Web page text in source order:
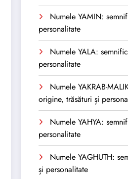
Numele YAMIN:
personalitate
Numele YALA:
personalitate
Numele YAKRAB-
origine, trăsături și
Numele YAHYA:
personalitate
Numele YAGHUTH:
și personalitate